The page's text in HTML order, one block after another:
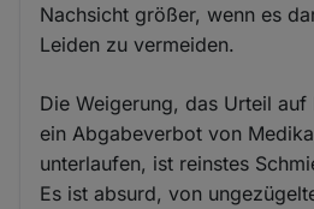
Nachsicht größer, wenn es
Leiden zu vermeiden.
Die Weigerung, das Urteil
ein Abgabeverbot von
unterlaufen, ist reinstes
Es ist absurd, von